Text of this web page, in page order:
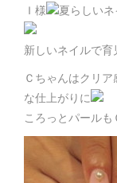
Ｉ様 夏らしい
新しいネイルで
Ｃちゃんはクリ
な仕上がりに
ころっとパール